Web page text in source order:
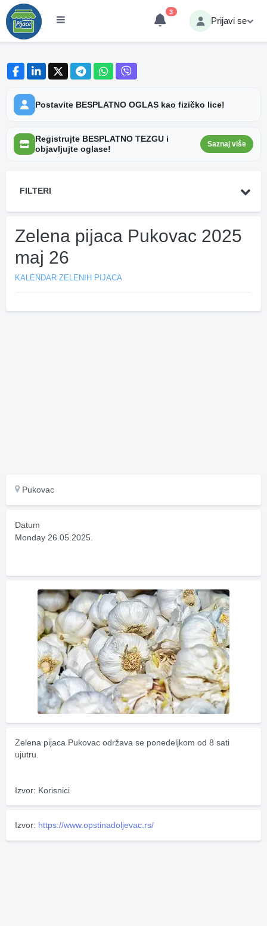
3
Prijavi se
Postavite BESPLATNO OGLAS kao fizičko lice!
Registrujte BESPLATNO TEZGU i
objavljujte oglase!
Saznaj više
FILTERI
Zelena pijaca Pukovac 2025
maj 26
KALENDAR ZELENIH PIJACA
Pukovac
Datum
Monday 26.05.2025.
Zelena pijaca Pukovac održava se ponedeljkom od 8 sati
ujutru.
Izvor: Korisnici
Izvor: https://www.opstinadoljevac.rs/